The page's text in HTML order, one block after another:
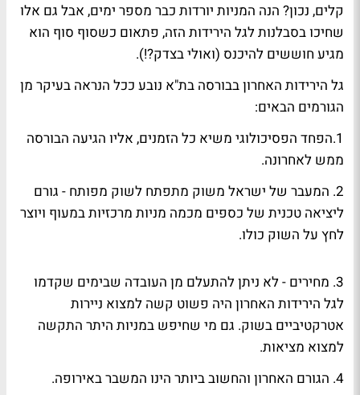
קלים, נכון? הנה המניות יורדות כבר מספר ימים, אבל גם אלו
שחיכו בסבלנות לגל הירידות הזה, פתאום כשסוף סוף הוא
מגיע חוששים להיכנס (ואולי בצדק?!).
גל הירידות האחרון בבורסה בת"א נובע ככל הנראה בעיקר מן
הגורמים הבאים:
1.הפחד הפסיכולוגי משיא כל הזמנים, אליו הגיעה הבורסה
ממש לאחרונה.
2. המעבר של ישראל משוק מתפתח לשוק מפותח - גורם
ליציאה טכנית של כספים מכמה מניות מרכזיות במעוף ויוצר
לחץ על השוק כולו.
3. מחירים - לא ניתן להתעלם מן העובדה שבימים שקדמו
לגל הירידות האחרון היה פשוט קשה למצוא ניירות
אטרקטיביים בשוק. גם מי שחיפש במניות היתר התקשה
למצוא מציאות.
4. הגורם האחרון והחשוב ביותר הינו המשבר באירופה.